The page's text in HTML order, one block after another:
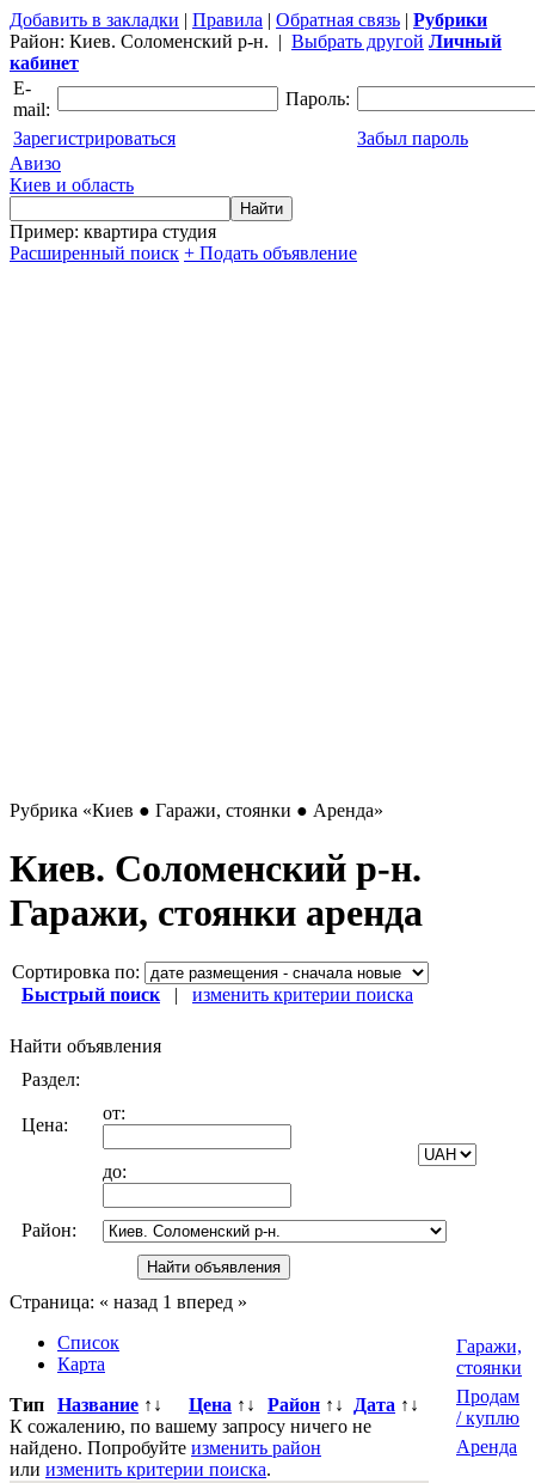
Добавить в закладки | Правила | Обратная связь | Рубрики
Район: Киев. Соломенский р-н. | Выбрать другой Личный
кабинет
E-
mail:
Пароль:
Зарегистрироваться
Забыл пароль
Авизо
Киев и область
Пример: квартира студия
Расширенный поиск + Подать объявление
Рубрика «Киев ● Гаражи, стоянки ● Аренда»
Киев. Соломенский р-н.
Гаражи, стоянки аренда
Сортировка по:
Быстрый поиск | изменить критерии поиска
Найти объявления
Раздел:
Цена:
от:
до:
Район:
Страница: « назад 1 вперед »
Список
Карта
Тип
Название ↑↓ Цена ↑↓ Район ↑↓ Дата ↑↓
К сожалению, по вашему запросу ничего не
найдено. Попробуйте изменить район
или изменить критерии поиска.
Гаражи,
стоянки
Продам
/ куплю
Аренда